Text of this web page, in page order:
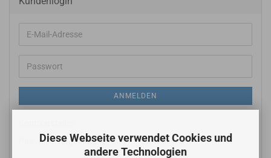
Diese Webseite verwendet Cookies und
andere Technologien
E-
Mail-
Adresse
Passwort
ANMELDEN
Passwort vergessen?